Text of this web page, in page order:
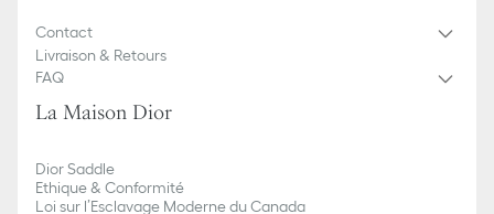
Contact
Livraison & Retours
FAQ
La Maison Dior
Dior Saddle
Ethique & Conformité
Loi sur l’Esclavage Moderne du Canada